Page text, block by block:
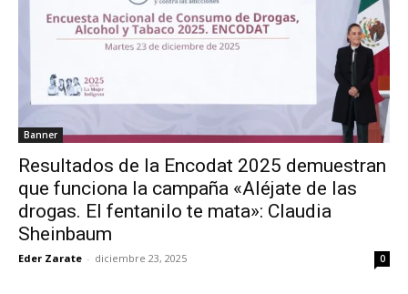
Banner
Resultados de la Encodat 2025 demuestran
que funciona la campaña «Aléjate de las
drogas. El fentanilo te mata»: Claudia
Sheinbaum
Eder Zarate - diciembre 23, 2025 0